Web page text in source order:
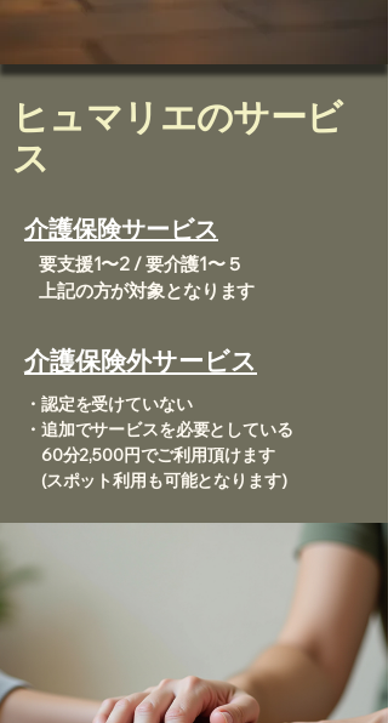
ヒュマリエのサービ
ス
介護保険サービス
要支援1〜2 / 要介護1〜５
​上記の方が対象となります
介護保険外サービス
・認定を受けていない
・追加でサービスを必要としている
60分2,500円でご利用頂けます
(スポット利用も可能となります)